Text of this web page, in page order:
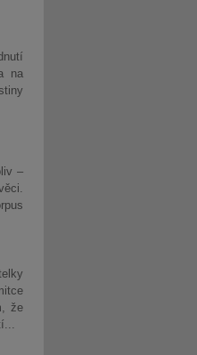
na
–
že